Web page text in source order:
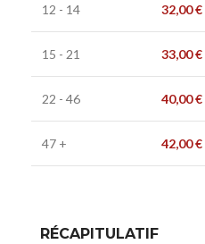
12 - 14 32,00€
15 - 21 33,00€
22 - 46 40,00€
47 + 42,00€
RÉCAPITULATIF